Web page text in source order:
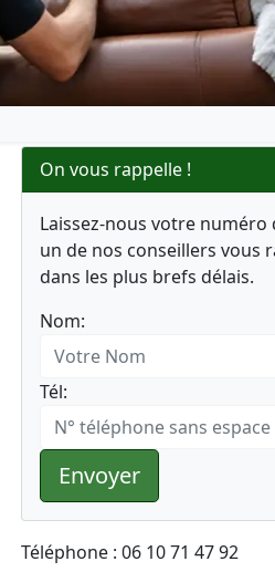
On vous rappelle !
Laissez-nous votre numéro
un de nos conseillers vous
dans les plus brefs délais.
Nom:
Tél:
Envoyer
Téléphone : 06 10 71 47 92